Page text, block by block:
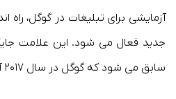
آزمایشی برای تبلیغات در گوگل، راه
سابق می شود که گوگل در سال ۲۰۱۷ آن را معرفی کرده بود.